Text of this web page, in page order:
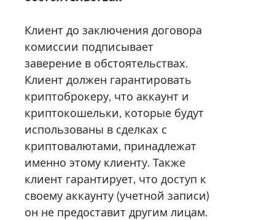
Клиент до заключения договора
комиссии подписывает
заверение в обстоятельствах.
Клиент должен гарантировать
криптоброкеру, что аккаунт и
криптокошельки, которые будут
использованы в сделках с
криптовалютами, принадлежат
именно этому клиенту. Также
клиент гарантирует, что доступ к
своему аккаунту (учетной записи)
он не предоставит другим лицам.